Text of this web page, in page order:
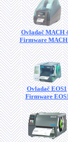
Ovladač MACH
Firmware MACH
Ovladač EOS1
Firmware